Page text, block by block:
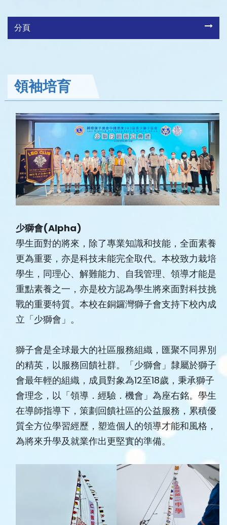
分頁
領袖培育
少獅會(Alpha)
學生面對的將來，除了專業知識和技能，全面素養
更為重要，亦是科技未能完全取代。本校致力栽培
學生，同理心、解難能力、自我管理、領導才能是
重點素養之一，亦是校方認為學生將來面對科技挑
戰的重要特質。本校在銅鑼灣獅子會支持下校內成
立「少獅會」。
獅子會是全球最大的社區服務組織，匯聚不同界別
的精英，以服務回饋社群。「少獅會」隸屬於獅子
會最年輕的組織，成員對象為12至18歲，秉承獅子
會理念，以「領導．經驗．機會」為座右銘。學生
在導師指導下，策劃回饋社區的公益服務，累積優
質全方位學習經歷，塑造個人的領導才能和風格，
為將來升學及就業作出更堅實的準備。